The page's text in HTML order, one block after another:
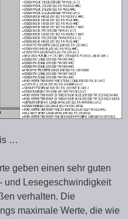
…
geben einen sehr guten
und Lesegeschwindigkeit
verhalten. Die
maximale Werte, die wie